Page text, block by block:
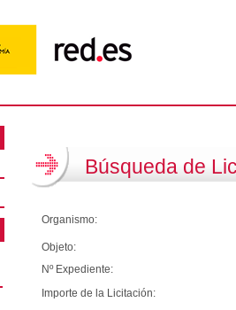
Búsqueda de
Organismo:
Objeto:
Nº Expediente:
Importe de la Licitación: